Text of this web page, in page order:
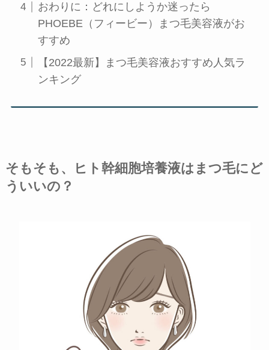
おわりに：どれにしようか迷ったら
PHOEBE（フィービー）まつ毛美容液がお
すすめ
【2022最新】まつ毛美容液おすすめ人気ラ
ンキング
そもそも、ヒト幹細胞培養液はまつ毛にど
ういいの？